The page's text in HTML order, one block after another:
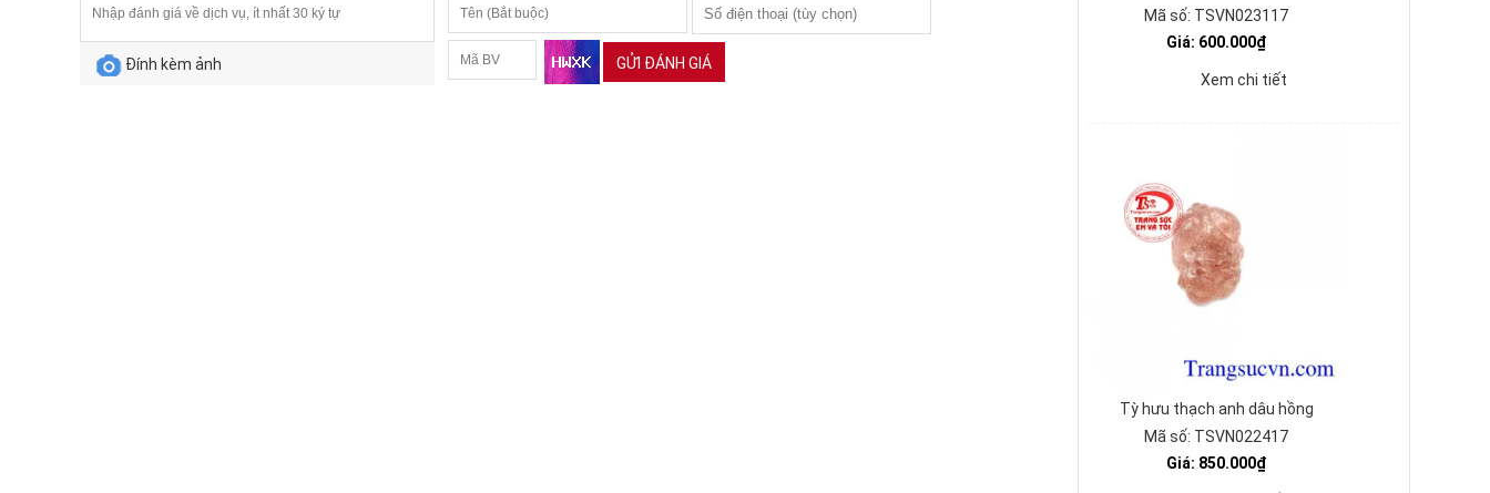
GỬI ĐÁNH GIÁ
Đính kèm ảnh
Mã số: TSVN023117
Giá: 600.000₫
Xem chi tiết
Tỳ hưu thạch anh dâu hồng
Mã số: TSVN022417
Giá: 850.000₫